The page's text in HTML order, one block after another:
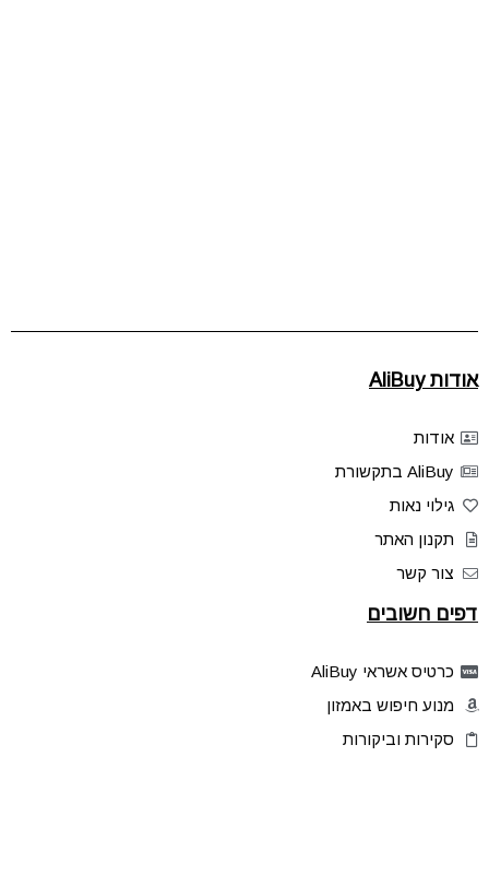
אודות AliBuy
אודות
AliBuy בתקשורת
גילוי נאות
תקנון האתר
צור קשר
דפים חשובים
כרטיס אשראי AliBuy
מנוע חיפוש באמזון
סקירות וביקורות